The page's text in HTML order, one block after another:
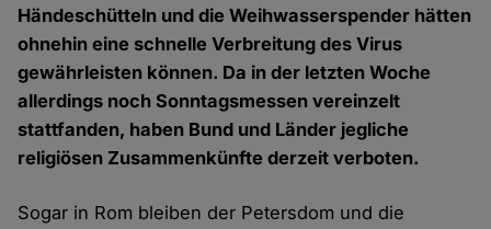
Händeschütteln und die Weihwasserspender hätten
ohnehin eine schnelle Verbreitung des Virus
gewährleisten können. Da in der letzten Woche
allerdings noch Sonntagsmessen vereinzelt
stattfanden, haben Bund und Länder jegliche
religiösen Zusammenkünfte derzeit verboten.
Sogar in Rom bleiben der Petersdom und die